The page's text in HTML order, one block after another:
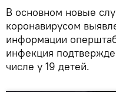
В основном новые
коронавирусом
информации
инфекция
числе у 19 детей.